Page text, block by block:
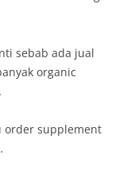
sebab ada jual
organic
order supplement